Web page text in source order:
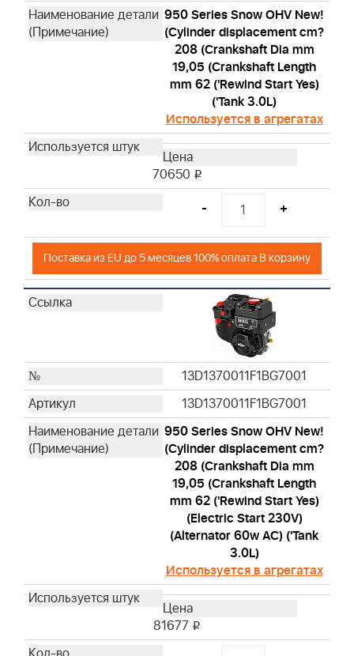
950 Series Snow OHV New!
(Cylinder displacement cm?
208 (Crankshaft Dia mm
19,05 (Crankshaft Length
mm 62 ('Rewind Start Yes)
('Tank 3.0L)
Используется в агрегатах
70650 i
- +
Поставка из EU до 5 месяцев 100% оплата В корзину
13D1370011F1BG7001
13D1370011F1BG7001
950 Series Snow OHV New!
(Cylinder displacement cm?
208 (Crankshaft Dia mm
19,05 (Crankshaft Length
mm 62 ('Rewind Start Yes)
(Electric Start 230V)
(Alternator 60w AC) ('Tank
3.0L)
Используется в агрегатах
81677 i